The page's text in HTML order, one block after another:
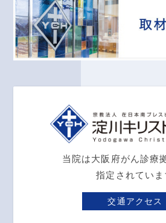
当院は大阪府がん診療
指定されていま
交通アクセス